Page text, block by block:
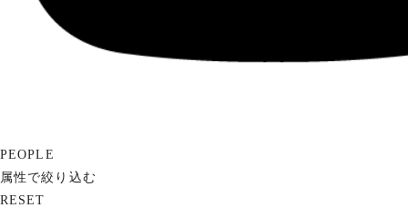
PEOPLE
属性で絞り込む
RESET